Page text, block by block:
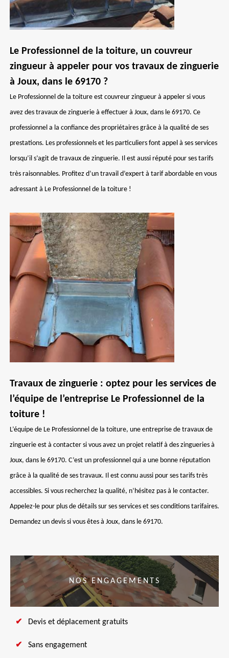
Le Professionnel de la toiture, un couvreur
zingueur à appeler pour vos travaux de zinguerie
à Joux, dans le 69170 ?
Le Professionnel de la toiture est couvreur zingueur à appeler si vous
avez des travaux de zinguerie à effectuer à Joux, dans le 69170. Ce
professionnel a la confiance des propriétaires grâce à la qualité de ses
prestations. Les professionnels et les particuliers font appel à ses services
lorsqu’il s’agit de travaux de zinguerie. Il est aussi réputé pour ses tarifs
très raisonnables. Profitez d’un travail d’expert à tarif abordable en vous
adressant à Le Professionnel de la toiture !
Travaux de zinguerie : optez pour les services de
l’équipe de l’entreprise Le Professionnel de la
toiture !
L’équipe de Le Professionnel de la toiture, une entreprise de travaux de
zinguerie est à contacter si vous avez un projet relatif à des zingueries à
Joux, dans le 69170. C’est un professionnel qui a une bonne réputation
grâce à la qualité de ses travaux. Il est connu aussi pour ses tarifs très
accessibles. Si vous recherchez la qualité, n’hésitez pas à le contacter.
Appelez-le pour plus de détails sur ses services et ses conditions tarifaires.
Demandez un devis si vous êtes à Joux, dans le 69170.
NOS ENGAGEMENTS
Devis et déplacement gratuits
Sans engagement